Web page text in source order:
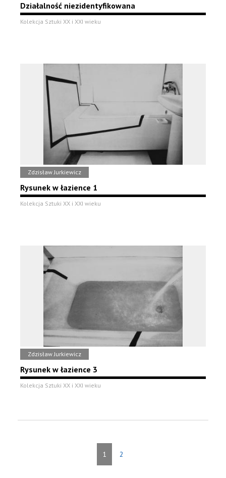
Działalność niezidentyfikowana
Kolekcja Sztuki XX i XXI wieku
Zdzisław Jurkiewicz
Rysunek w łazience 1
Kolekcja Sztuki XX i XXI wieku
Zdzisław Jurkiewicz
Rysunek w łazience 3
Kolekcja Sztuki XX i XXI wieku
1 2